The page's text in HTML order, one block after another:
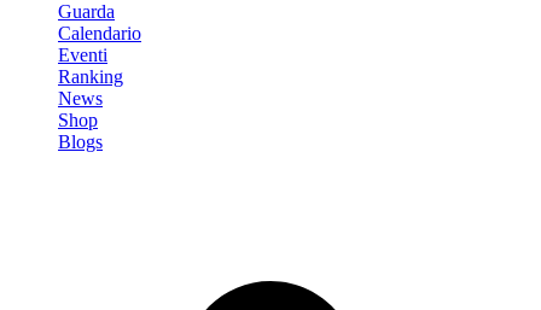
Guarda
Calendario
Eventi
Ranking
News
Shop
Blogs